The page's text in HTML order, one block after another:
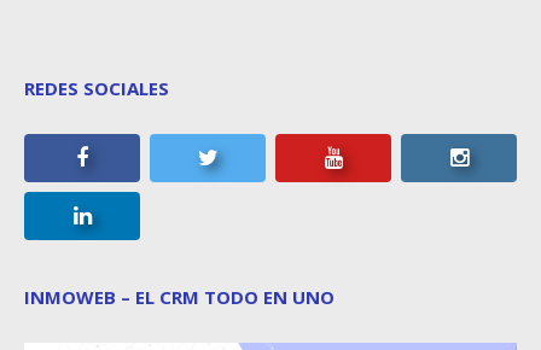
REDES SOCIALES
INMOWEB – EL CRM TODO EN UNO